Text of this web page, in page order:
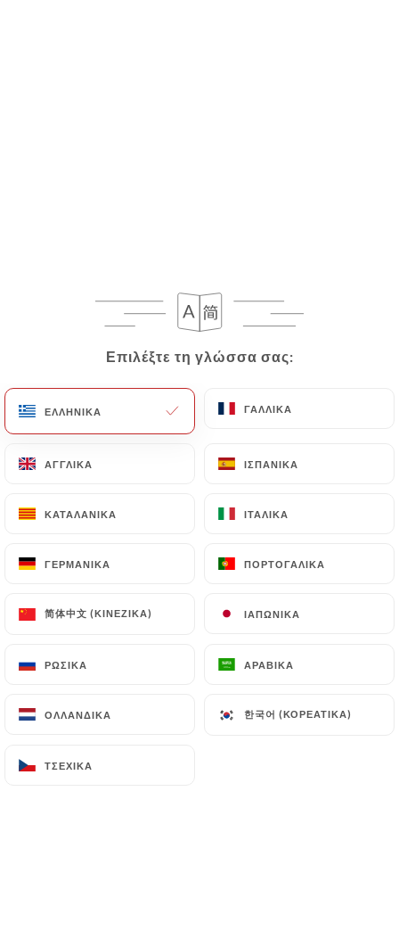
Επιλέξτε τη γλώσσα σας:
ΕΛΛΗΝΙΚΆ ΓΑΛΛΙΚΆ
ΑΓΓΛΙΚΆ ΙΣΠΑΝΙΚΆ
ΚΑΤΑΛΑΝΙΚΆ ΙΤΑΛΙΚΆ
ΓΕΡΜΑΝΙΚΆ ΠΟΡΤΟΓΑΛΙΚΆ
简体中文 (ΚΙΝΈΖΙΚΑ) ΙΑΠΩΝΙΚΆ
ΡΩΣΙΚΆ ΑΡΑΒΙΚΆ
ΟΛΛΑΝΔΙΚΆ 한국어 (ΚΟΡΕΆΤΙΚΑ)
ΤΣΈΧΙΚΑ
Επιλέξτε τη γλώσσα σας:
ΕΛΛΗΝΙΚΆ ΓΑΛΛΙΚΆ
ΑΓΓΛΙΚΆ ΙΣΠΑΝΙΚΆ
ΚΑΤΑΛΑΝΙΚΆ ΙΤΑΛΙΚΆ
ΓΕΡΜΑΝΙΚΆ ΠΟΡΤΟΓΑΛΙΚΆ
简体中文 (ΚΙΝΈΖΙΚΑ) ΙΑΠΩΝΙΚΆ
ΡΩΣΙΚΆ ΑΡΑΒΙΚΆ
ΟΛΛΑΝΔΙΚΆ 한국어 (ΚΟΡΕΆΤΙΚΑ)
ΤΣΈΧΙΚΑ